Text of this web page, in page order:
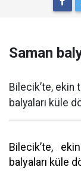
Saman
Bilecik’te, ekin
balyaları küle
Bilecik’te,
balyaları küle